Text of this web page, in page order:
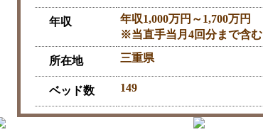
年収
年収1,000万円～1,700万円
※当直手当月4回分まで含む
所在地 三重県
ベッド数 149